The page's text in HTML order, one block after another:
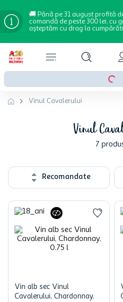
🚚 Până pe 31 august profită
comandă de peste 300 lei, cu
așteptăm cu drag la
Vinul Cavalerului
Vinul
7
Recomandate
Vin alb sec Vinul
Cavalerului, Chardonnay,